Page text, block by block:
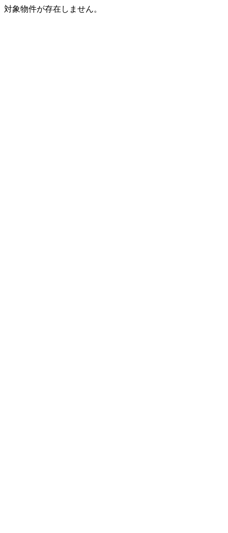
対象物件が存在しません。